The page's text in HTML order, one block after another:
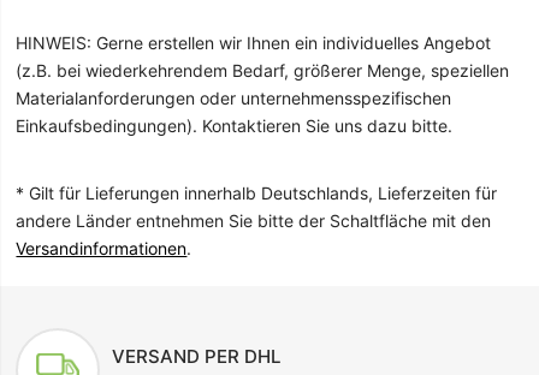
HINWEIS: Gerne erstellen wir Ihnen ein individuelles Angebot
(z.B. bei wiederkehrendem Bedarf, größerer Menge, speziellen
Materialanforderungen oder unternehmensspezifischen
Einkaufsbedingungen). Kontaktieren Sie uns dazu bitte.
* Gilt für Lieferungen innerhalb Deutschlands, Lieferzeiten für
andere Länder entnehmen Sie bitte der Schaltfläche mit den
Versandinformationen.
VERSAND PER DHL